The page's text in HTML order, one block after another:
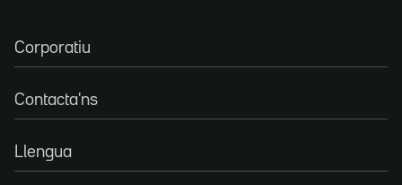
Corporatiu
Contacta'ns
Llengua